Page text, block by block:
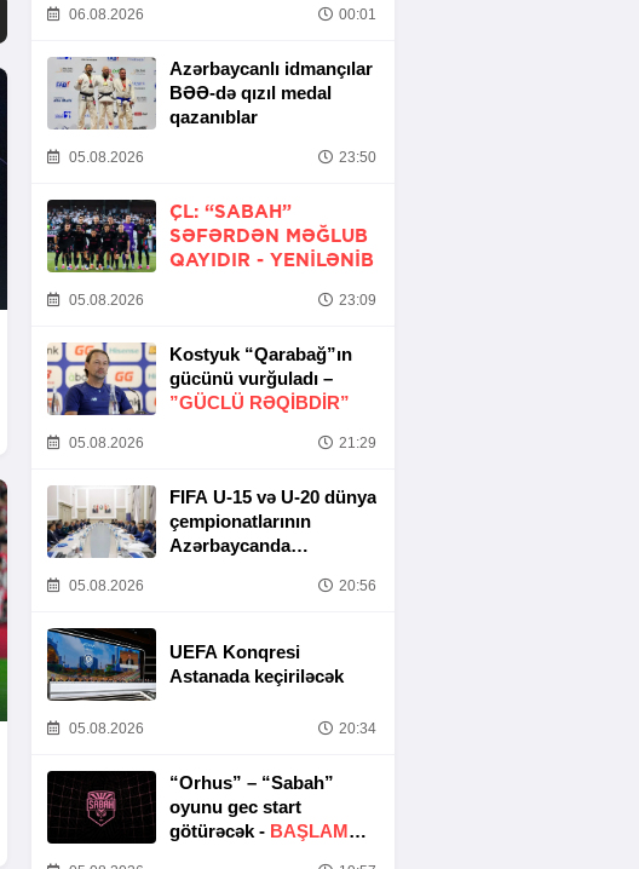
06.08.2026 00:01
Azərbaycanlı idmançılar
BƏƏ-də qızıl medal
qazanıblar
05.08.2026 23:50
ÇL: “SABAH”
SƏFƏRDƏN MƏĞLUB
QAYIDIR - YENİLƏNİB
05.08.2026 23:09
Kostyuk “Qarabağ”ın
gücünü vurğuladı –
”GÜCLÜ RƏQİBDİR”
05.08.2026 21:29
FIFA U-15 və U-20 dünya
çempionatlarının
Azərbaycanda
Təşkilat Komitəsinin
05.08.2026 20:56
UEFA Konqresi
Astanada keçiriləcək
05.08.2026 20:34
“Orhus” – “Sabah”
oyunu gec start
götürəcək - BAŞLAMA